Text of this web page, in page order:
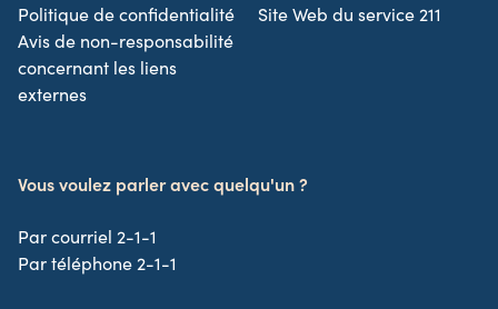
Politique de confidentialité
Avis de non-responsabilité
concernant les liens
externes
Site Web du service 211
Vous voulez parler avec quelqu'un ?
Par courriel 2-1-1
Par téléphone 2-1-1